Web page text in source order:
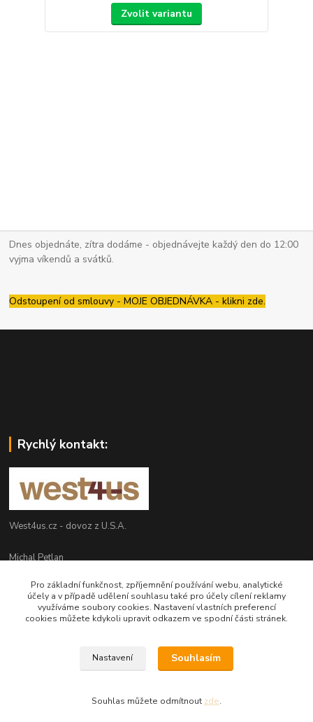
Zvolit variantu
Dnes objednáte, zítra dodáme - objednávejte každý den do 12:00
vyjma víkendů a svátků.
Odstoupení od smlouvy - MOJE OBJEDNÁVKA - klikni zde.
Rychlý kontakt:
West4us.cz - dovoz z U.S.A.
Michal Petlan
(Po-Pá, 9-16h)
info@west4us.cz
Pro základní funkčnost, zpříjemnění používání webu, analytické
účely a v případě udělení souhlasu také pro účely cílení reklamy
využíváme soubory cookies. Nastavení vlastních preferencí
cookies můžete kdykoli upravit odkazem ve spodní části stránek.
Nastavení Souhlasím
Souhlas můžete odmítnout zde.